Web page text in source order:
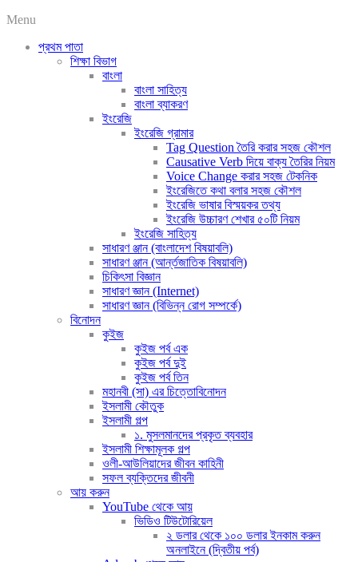
Menu
প্রথম পাতা
শিক্ষা বিভাগ
বাংলা
বাংলা সাহিত্য
বাংলা ব্যাকরণ
ইংরেজি
ইংরেজি গ্রামার
Tag Question তৈরি করার সহজ কৌশল
Causative Verb দিয়ে বাক্য তৈরির নিয়ম
Voice Change করার সহজ টেকনিক
ইংরেজিতে কথা বলার সহজ কৌশল
ইংরেজি ভাষার বিস্ময়কর তথ্য
ইংরেজি উচ্চারণ শেখার ৫০টি নিয়ম
ইংরেজি সাহিত্য
সাধারণ ঞ্জান (বাংলাদেশ বিষয়াবলি)
সাধারণ ঞ্জান (আর্ন্তজাতিক বিষয়াবলি)
চিকিৎসা বিজ্ঞান
সাধারণ জ্ঞান (Internet)
সাধারণ জ্ঞান (বিভিন্ন রোগ সম্পর্কে)
বিনোদন
কুইজ
কুইজ পর্ব এক
কুইজ পর্ব দুই
কুইজ পর্ব তিন
মহানবী (সা) এর চিত্তোবিনোদন
ইসলামী কৌতুক
ইসলামী গল্প
১. মুসলমানদের প্রকৃত ব্যবহার
ইসলামী শিক্ষামূলক গল্প
ওলী-আউলিয়াদের জীবন কাহিনী
সফল ব্যক্তিদের জীবনী
আয় করুন
YouTube থেকে আয়
ভিডিও টিউটোরিয়েল
২ ডলার থেকে ১০০ ডলার ইনকাম করুন
অনলাইনে (দ্বিতীয় পর্ব)